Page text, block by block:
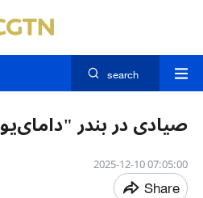
search
صیادی در بندر
07:05:00 2025-12-10
Share